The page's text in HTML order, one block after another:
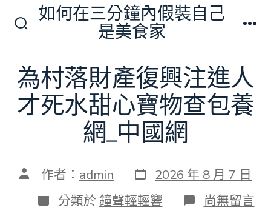
切
換
開
關
如何在三分鐘內假裝自己
是美食家
為村落財產復興注進人
才死水甜心寶物查包養
網_中國網
文 作者： admin 發
表
日
期
2026 年 8 月 7 日
分
類
分類於 鐘聲輕輕響 在
〈為
尚無留言